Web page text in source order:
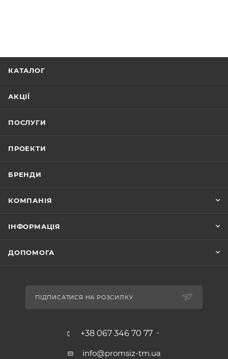
КАТАЛОГ
АКЦІЇ
ПОСЛУГИ
ПРОЕКТИ
БРЕНДИ
КОМПАНІЯ
ІНФОРМАЦІЯ
ДОПОМОГА
ПІДПИСАТИСЯ НА РОЗСИЛКУ
+38 067 346 70 77
info@promsiz-tm.ua